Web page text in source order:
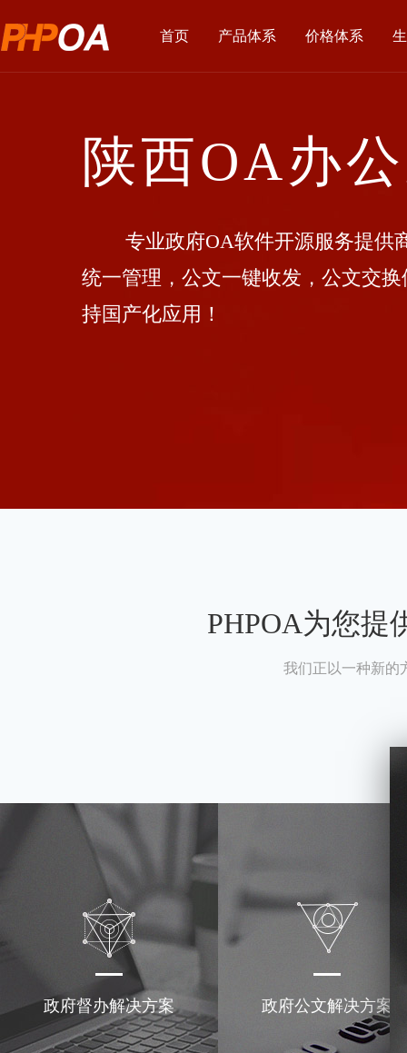
首页 产品体系 价格体系
陕西OA办
专业政府OA软件开源服务提供商
统一管理，公文一键收发，公文交
持国产化应用！
PHPOA为您提
我们正以一种新的
政府督办解决方案 政府公文解决方案